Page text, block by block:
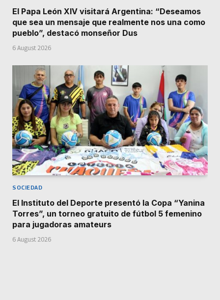
El Papa León XIV visitará Argentina: “Deseamos
que sea un mensaje que realmente nos una como
pueblo”, destacó monseñor Dus
6 August 2026
SOCIEDAD
El Instituto del Deporte presentó la Copa “Yanina
Torres”, un torneo gratuito de fútbol 5 femenino
para jugadoras amateurs
6 August 2026